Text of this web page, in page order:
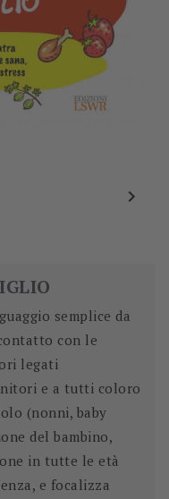

semplice da
con le
legati
e a tutti coloro
(nonni, baby
del bambino,
in tutte le età
e focalizza